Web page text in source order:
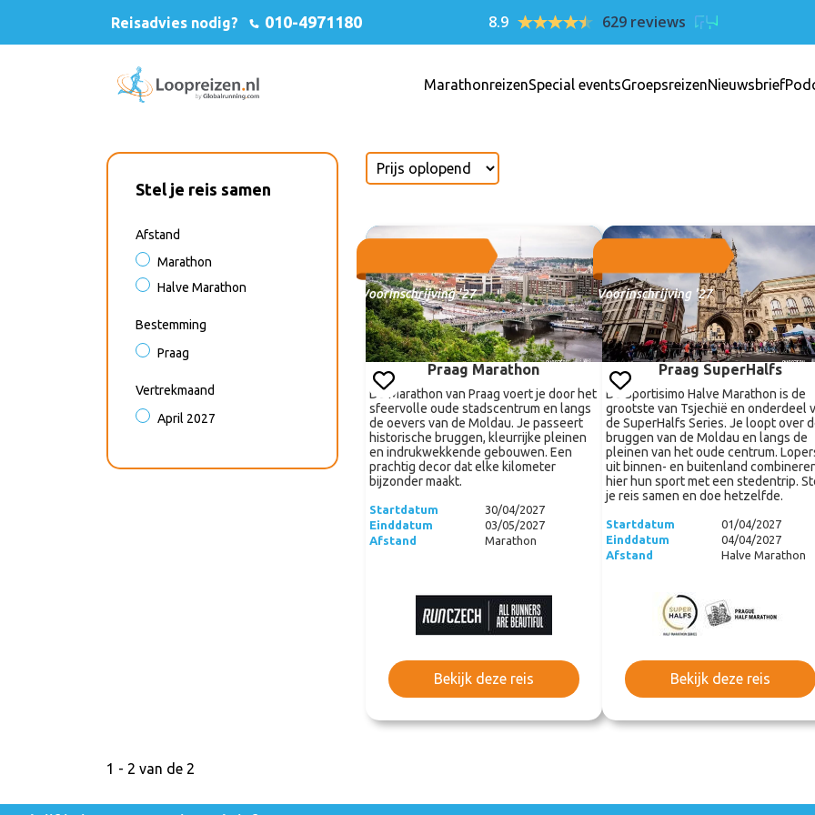
Reisadvies nodig? 010-4971180 8.9 629 reviews
MarathonreizenSpecial eventsGroepsreizenNieuwsbrief
Stel je reis samen
Afstand
Marathon
Halve Marathon
Bestemming
Praag
Vertrekmaand
April 2027
Voorinschrijving '27
Praag Marathon
De Marathon van Praag voert je door het
sfeervolle oude stadscentrum en langs
de oevers van de Moldau. Je passeert
historische bruggen, kleurrijke pleinen
en indrukwekkende gebouwen. Een
prachtig decor dat elke kilometer
bijzonder maakt.
Startdatum
30/04/2027
Einddatum
03/05/2027
Afstand
Marathon
Bekijk deze reis
Voorinschrijving '27
Praag SuperHalfs
De Sportisimo Halve Marathon is de
grootste van Tsjechië en onderdeel
de SuperHalfs Series. Je loopt over
bruggen van de Moldau en langs de
pleinen van het oude centrum.
uit binnen- en buitenland
hier hun sport met een stedentrip.
je reis samen en doe hetzelfde.
Startdatum
01/04/2027
Einddatum
04/04/2027
Afstand
Halve Marathon
Bekijk deze reis
1 - 2 van de 2